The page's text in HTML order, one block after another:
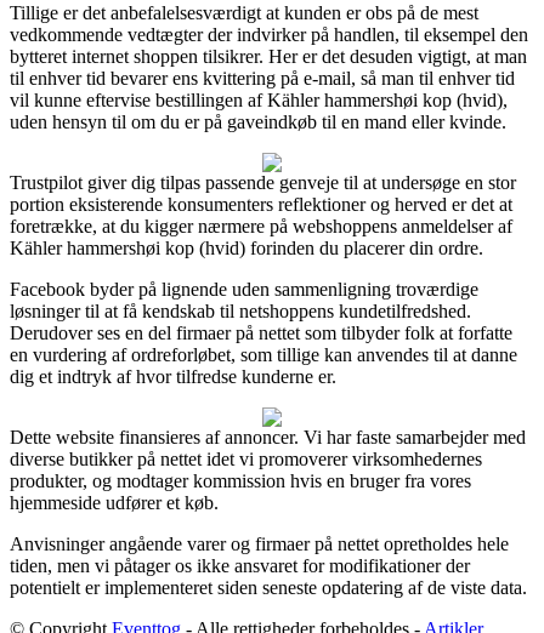
Tillige er det anbefalelsesværdigt at kunden er obs på de mest
vedkommende vedtægter der indvirker på handlen, til eksempel den
bytteret internet shoppen tilsikrer. Her er det desuden vigtigt, at man
til enhver tid bevarer ens kvittering på e-mail, så man til enhver tid
vil kunne eftervise bestillingen af Kähler hammershøi kop (hvid),
uden hensyn til om du er på gaveindkøb til en mand eller kvinde.
Trustpilot giver dig tilpas passende genveje til at undersøge en stor
portion eksisterende konsumenters reflektioner og herved er det at
foretrække, at du kigger nærmere på webshoppens anmeldelser af
Kähler hammershøi kop (hvid) forinden du placerer din ordre.
Facebook byder på lignende uden sammenligning troværdige
løsninger til at få kendskab til netshoppens kundetilfredshed.
Derudover ses en del firmaer på nettet som tilbyder folk at forfatte
en vurdering af ordreforløbet, som tillige kan anvendes til at danne
dig et indtryk af hvor tilfredse kunderne er.
Dette website finansieres af annoncer. Vi har faste samarbejder med
diverse butikker på nettet idet vi promoverer virksomhedernes
produkter, og modtager kommission hvis en bruger fra vores
hjemmeside udfører et køb.
Anvisninger angående varer og firmaer på nettet opretholdes hele
tiden, men vi påtager os ikke ansvaret for modifikationer der
potentielt er implementeret siden seneste opdatering af de viste data.
© Copyright Eventtog - Alle rettigheder forbeholdes - Artikler